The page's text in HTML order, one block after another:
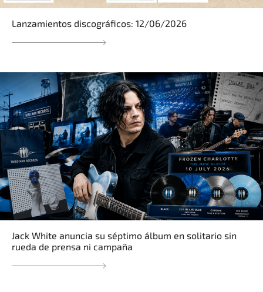
Lanzamientos discográficos: 12/06/2026
Jack White anuncia su séptimo álbum en solitario sin
rueda de prensa ni campaña